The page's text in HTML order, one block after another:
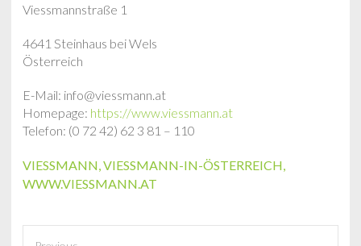
Viessmannstraße 1
4641 Steinhaus bei Wels
Österreich
E-Mail: info@viessmann.at
Homepage: https://www.viessmann.at
Telefon: (0 72 42) 62 3 81 – 110
VIESSMANN,VIESSMANN-IN-ÖSTERREICH,
WWW.VIESSMANN.AT